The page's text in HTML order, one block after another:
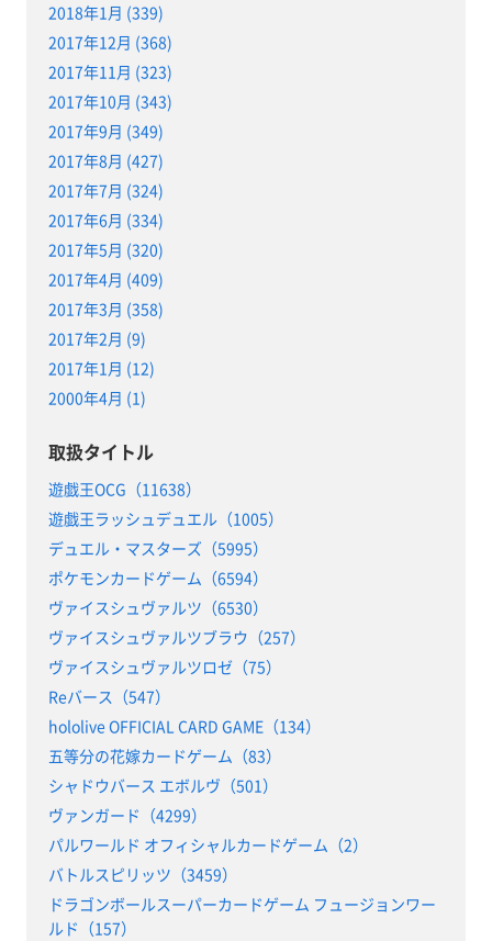
2018年1月 (339)
2017年12月 (368)
2017年11月 (323)
2017年10月 (343)
2017年9月 (349)
2017年8月 (427)
2017年7月 (324)
2017年6月 (334)
2017年5月 (320)
2017年4月 (409)
2017年3月 (358)
2017年2月 (9)
2017年1月 (12)
2000年4月 (1)
取扱タイトル
遊戯王OCG（11638）
遊戯王ラッシュデュエル（1005）
デュエル・マスターズ（5995）
ポケモンカードゲーム（6594）
ヴァイスシュヴァルツ（6530）
ヴァイスシュヴァルツブラウ（257）
ヴァイスシュヴァルツロゼ（75）
Reバース（547）
hololive OFFICIAL CARD GAME（134）
五等分の花嫁カードゲーム（83）
シャドウバース エボルヴ（501）
ヴァンガード（4299）
パルワールド オフィシャルカードゲーム（2）
バトルスピリッツ（3459）
ドラゴンボールスーパーカードゲーム フュージョンワー
ルド（157）